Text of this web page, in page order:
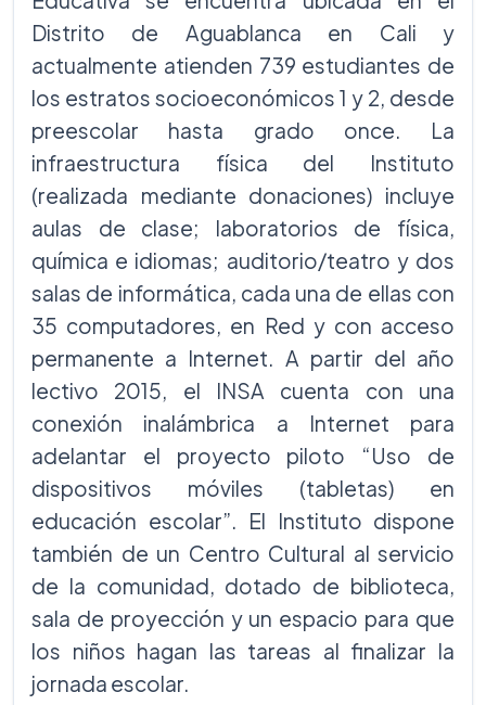
Distrito de Aguablanca en Cali y
actualmente atienden 739 estudiantes de
los estratos socioeconómicos 1 y 2, desde
preescolar hasta grado once. La
infraestructura física del Instituto
(realizada mediante donaciones) incluye
aulas de clase; laboratorios de física,
química e idiomas; auditorio/teatro y dos
salas de informática, cada una de ellas con
35 computadores, en Red y con acceso
permanente a Internet. A partir del año
lectivo 2015, el INSA cuenta con una
conexión inalámbrica a Internet para
adelantar el proyecto piloto “Uso de
dispositivos móviles (tabletas) en
educación escolar”. El Instituto dispone
también de un Centro Cultural al servicio
de la comunidad, dotado de biblioteca,
sala de proyección y un espacio para que
los niños hagan las tareas al finalizar la
jornada escolar.